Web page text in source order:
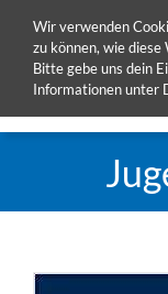
Inhalt
springen
Wir verwenden
zu können, wie
Bitte gebe uns dein
Informationen unter